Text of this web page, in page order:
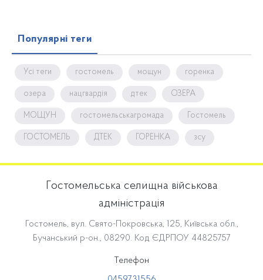
Популярні теги
Усі теги гостомель мощун горенка
озера нацгвардія дтек ОЗЕРА
МОЩУН гостомельськагромада Гостомель
ГОСТОМЕЛЬ ДТЕК ГОРЕНКА зсу
Гостомельська селищна військова
адміністрація
Гостомель, вул. Свято-Покровська, 125, Київська обл.,
Бучанський р-он., 08290. Код ЄДРПОУ 44825757
Телефон